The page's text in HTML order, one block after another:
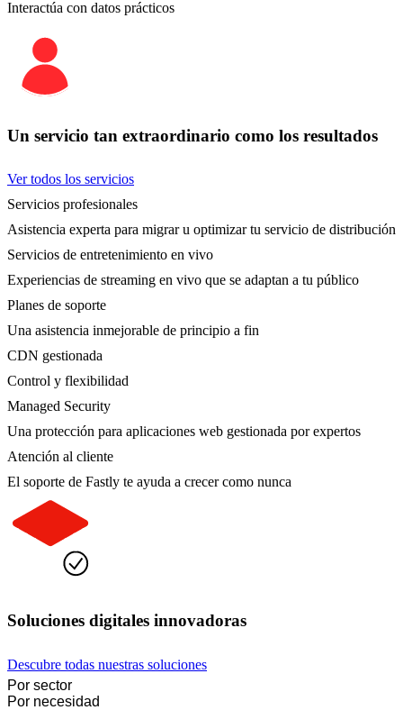
Interactúa con datos prácticos
Un servicio tan extraordinario como los resultados
Ver todos los servicios
Servicios profesionales
Asistencia experta para migrar u optimizar tu servicio de distribución
Servicios de entretenimiento en vivo
Experiencias de streaming en vivo que se adaptan a tu público
Planes de soporte
Una asistencia inmejorable de principio a fin
CDN gestionada
Control y flexibilidad
Managed Security
Una protección para aplicaciones web gestionada por expertos
Atención al cliente
El soporte de Fastly te ayuda a crecer como nunca
Soluciones digitales innovadoras
Descubre todas nuestras soluciones
Por sector
Por necesidad